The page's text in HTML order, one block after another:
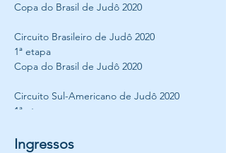
Copa do Brasil de Judô 2020
Circuito Brasileiro de Judô 2020
1ª etapa
Copa do Brasil de Judô 2020
Circuito Sul-Americano de Judô 2020
1ª etapa
Ingressos